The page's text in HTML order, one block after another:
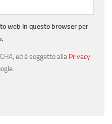
web in questo browser per
ed è soggetto alla Privacy